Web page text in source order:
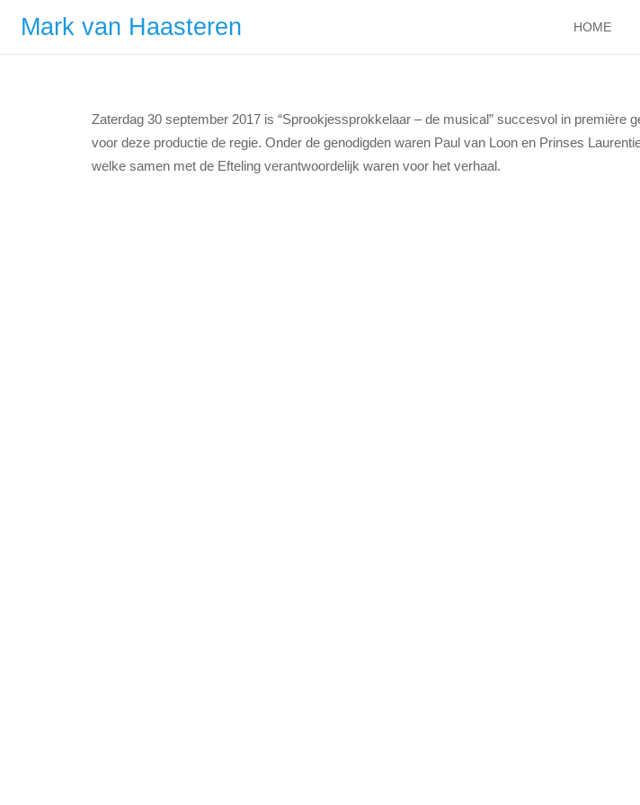
Mark van Haasteren HOME
Zaterdag 30 september 2017 is “Sprookjessprokkelaar – de musical” succesvol in première
voor deze productie de regie. Onder de genodigden waren Paul van Loon en Prinses
welke samen met de Efteling verantwoordelijk waren voor het verhaal.